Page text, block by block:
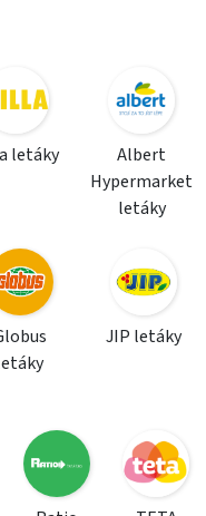
letáky
Albert
Hypermarket
letáky
JIP letáky